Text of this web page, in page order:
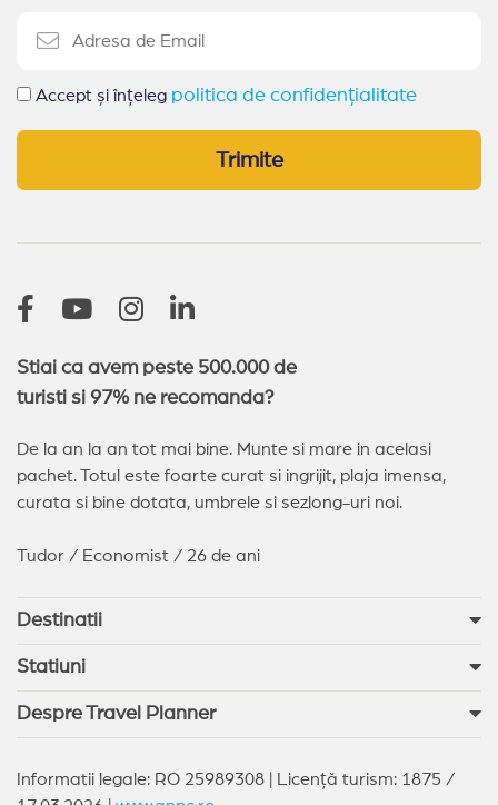
Accept și înțeleg politica de confidențialitate
Trimite
Stiai ca avem peste 500.000 de
turisti si 97% ne recomanda?
De la an la an tot mai bine. Munte si mare in acelasi
pachet. Totul este foarte curat si ingrijit, plaja imensa,
curata si bine dotata, umbrele si sezlong-uri noi.
Tudor / Economist / 26 de ani
Destinatii
Statiuni
Despre Travel Planner
Informatii legale: RO 25989308 | Licență turism: 1875 /